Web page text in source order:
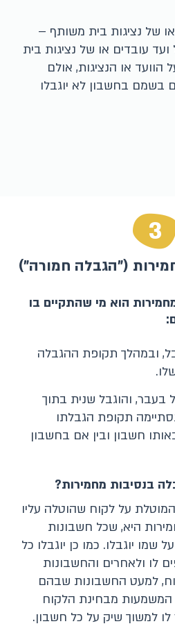
של נציגות בית משותף –
עובדים או של נציגות בית
או הנציגות, אולם
בשמם בחשבון לא יוגבלו
3
("הגבלה חמורה")
הוא מי שהתקיים בו
ובמהלך תקופת ההגבלה
בעבר, והוגבל שנית בתוך
תקופת הגבלתו
חשבון ובין אם בחשבון
בנסיבות מחמירות?
על לקוח שהוטלה עליו
היא, שכל חשבונות
שמו יוגבלו. כמו כן יוגבלו כל
לו ולאחרים והחשבונות
למעט החשבונות שבהם
מבחינת הלקוח
למשוך שיק על כל חשבון.